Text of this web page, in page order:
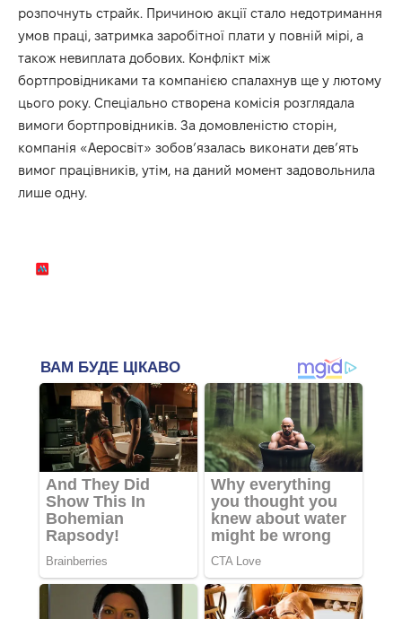
розпочнуть страйк. Причиною акції стало недотримання
умов праці, затримка заробітної плати у повній мірі, а
також невиплата добових. Конфлікт між
бортпровідниками та компанією спалахнув ще у лютому
цього року. Спеціально створена комісія розглядала
вимоги бортпровідників. За домовленістю сторін,
компанія «Аеросвіт» зобов’язалась виконати дев’ять
вимог працівників, утім, на даний момент задовольнила
лише одну.